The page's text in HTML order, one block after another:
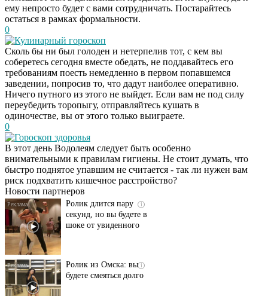
ему непросто будет с вами сотрудничать. Постарайтесь
остаться в рамках формальности.
0
Кулинарный гороскоп
Сколь бы ни был голоден и нетерпелив тот, с кем вы
соберетесь сегодня вместе обедать, не поддавайтесь его
требованиям поесть немедленно в первом попавшемся
заведении, попросив то, что дадут наиболее оперативно.
Ничего путного из этого не выйдет. Если вам не под силу
переубедить торопыгу, отправляйтесь кушать в
одиночестве, вы от этого только выиграете.
0
Гороскоп здоровья
В этот день Водолеям следует быть особенно
внимательными к правилам гигиены. Не стоит думать, что
быстро поднятое упавшим не считается - так ли нужен вам
риск подхватить кишечное расстройство?
Новости партнеров
Этот танец невесты
оставит вас без слов!
Пересмотрела 10 раз
i
Ролик длится пару
секунд, но вы будете в
шоке от увиденного
i
Ролик из Омска: вы
будете смеяться долго